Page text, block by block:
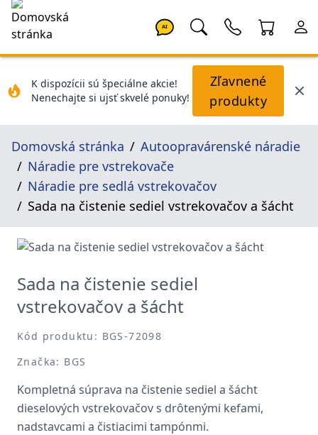
AI
K dispozícii sú špeciálne akcie!
Nenechajte si ujsť skvelé ponuky!
Zľavnené
produkty
Domovská stránka
Autoopravárenské náradie
Náradie pre vstrekovače
Náradie pre sedlá vstrekovačov
Sada na čistenie sediel vstrekovačov a šácht
Sada na čistenie sediel
vstrekovačov a šácht
Kód produktu: BGS-72098
Značka: BGS
Kompletná súprava na čistenie sediel a šácht
dieselových vstrekovačov s drôtenými kefami,
nadstavcami a čistiacimi tampónmi.